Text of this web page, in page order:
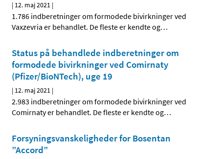
| 12. maj 2021 |
1.786 indberetninger om formodede bivirkninger ved
Vaxzevria er behandlet. De fleste er kendte og…
Status på behandlede indberetninger om
formodede bivirkninger ved Comirnaty
(Pfizer/BioNTech), uge 19
| 12. maj 2021 |
2.983 indberetninger om formodede bivirkninger ved
Comirnaty er behandlet. De fleste er kendte og…
Forsyningsvanskeligheder for Bosentan
”Accord”